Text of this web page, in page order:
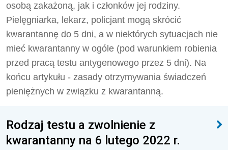
osobą zakażoną, jak i członków jej rodziny.
Pielęgniarka, lekarz, policjant mogą skrócić
kwarantannę do 5 dni, a w niektórych sytuacjach nie
mieć kwarantanny w ogóle (pod warunkiem robienia
przed pracą testu antygenowego przez 5 dni). Na
końcu artykułu - zasady otrzymywania świadczeń
pieniężnych w związku z kwarantanną.
Rodzaj testu a zwolnienie z
kwarantanny na 6 lutego 2022 r.